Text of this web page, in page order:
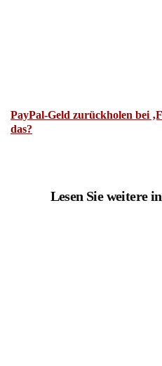
PayPal-Geld zurückholen bei
das?
Lesen Sie weitere